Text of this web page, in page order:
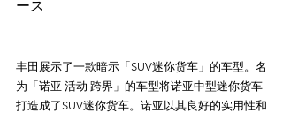
丰田展示了一款暗示「SUV迷你货车」的车型。名
为「诺亚 活动 跨界」的车型将诺亚中型迷你货车
打造成了SUV迷你货车。诺亚以其良好的实用性和